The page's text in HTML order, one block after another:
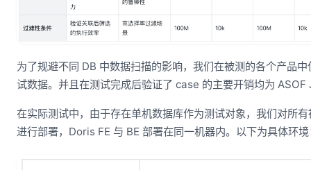
为了规避不同 DB 中数据扫描的影响，我们在被测的各个产品
试数据。并且在测试完成后验证了 case 的主要开销均为 ASOF
在实际测试中，由于存在单机数据库作为测试对象，我们对所
进行部署，Doris FE 与 BE 部署在同一机器内。以下为具体环